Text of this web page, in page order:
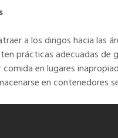
a los dingos hacia las
prácticas adecuadas de
en lugares
en contenedores